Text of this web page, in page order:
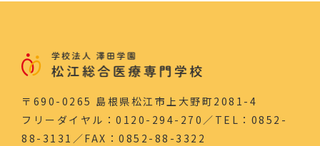
〒690-0265 島根県松江市上大野町2081-4
フリーダイヤル：0120-294-270／TEL：0852-
88-3131／FAX：0852-88-3322